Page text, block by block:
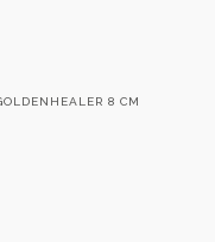
GOLDENHEALER 8 CM